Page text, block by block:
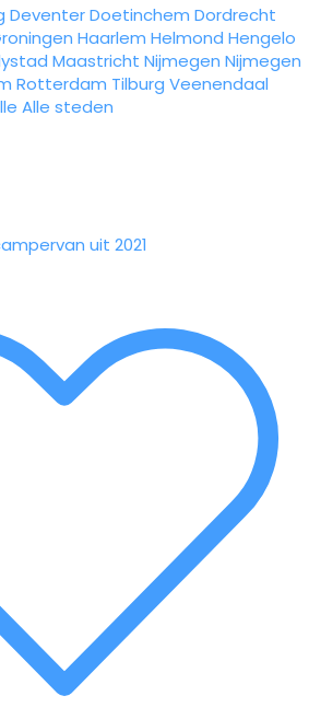
DeventerDoetinchem Dordrecht
Haarlem Helmond Hengelo
Maastricht Nijmegen Nijmegen
Rotterdam Tilburg Veenendaal
Alle steden
uit 2021